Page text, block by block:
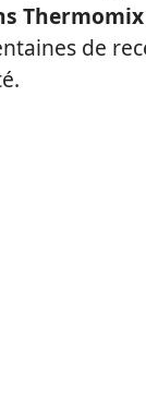
Thermomix
de